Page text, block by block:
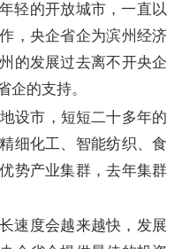
轻的开放城市，一直以
，央企省企为滨州经济
的发展过去离不开央企
企的支持。
设市，短短二十多年的
细化工、智能纺织、食
势产业集群，去年集群
速度会越来越快，发展